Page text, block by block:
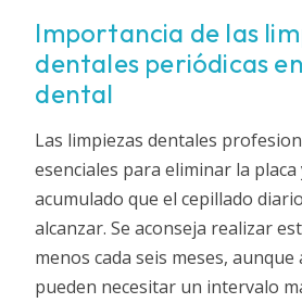
Importancia de las
dentales periódicas
dental
Las limpiezas dentales
esenciales para eliminar la
acumulado que el cepillado
alcanzar. Se aconseja realizar
menos cada seis meses,
pueden necesitar un intervalo